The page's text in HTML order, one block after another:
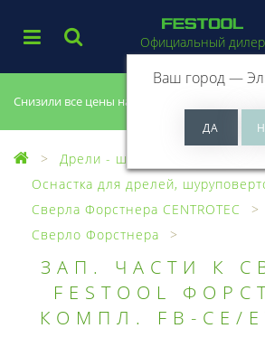
Снизили все цены на 20%, успей купить!
Официальный дилер
Ваш город —
Дрели - шуруповерты
Оснастка для дрелей,
Сверла Форстнера CENTROTEC
Сверло Форстнера
ЗАП. ЧАСТИ К
FESTOOL
КОМПЛ. FB-CE/